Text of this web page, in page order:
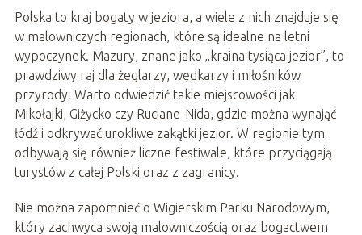
Polska to kraj bogaty w jeziora, a wiele z nich znajduje się
w malowniczych regionach, które są idealne na letni
wypoczynek. Mazury, znane jako „kraina tysiąca jezior”, to
prawdziwy raj dla żeglarzy, wędkarzy i miłośników
przyrody. Warto odwiedzić takie miejscowości jak
Mikołajki, Giżycko czy Ruciane-Nida, gdzie można wynająć
łódź i odkrywać urokliwe zakątki jezior. W regionie tym
odbywają się również liczne festiwale, które przyciągają
turystów z całej Polski oraz z zagranicy.
Nie można zapomnieć o Wigierskim Parku Narodowym,
który zachwyca swoją malowniczością oraz bogactwem